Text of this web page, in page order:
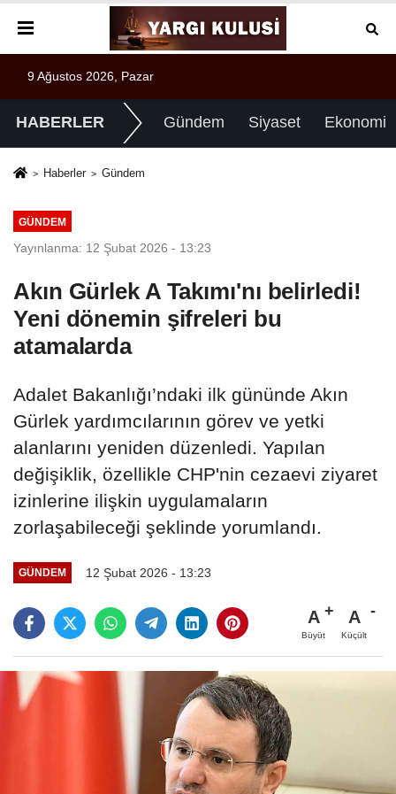
9 Ağustos 2026, Pazar
HABERLER Gündem Siyaset Ekonomi
Haberler Gündem
GÜNDEM
Yayınlanma: 12 Şubat 2026 - 13:23
Akın Gürlek A Takımı'nı belirledi!
Yeni dönemin şifreleri bu
atamalarda
Adalet Bakanlığı’ndaki ilk gününde Akın
Gürlek yardımcılarının görev ve yetki
alanlarını yeniden düzenledi. Yapılan
değişiklik, özellikle CHP'nin cezaevi ziyaret
izinlerine ilişkin uygulamaların
zorlaşabileceği şeklinde yorumlandı.
GÜNDEM 12 Şubat 2026 - 13:23
A
Büyüt
A
Küçült